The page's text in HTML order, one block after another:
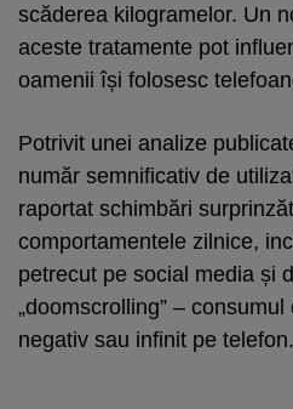
scăderea kilogramelor. Un
aceste tratamente pot
oamenii își folosesc
Potrivit unei analize
număr semnificativ de
raportat schimbări
comportamentele zilnice,
petrecut pe social media și
„doomscrolling” –
negativ sau infinit pe telefon.